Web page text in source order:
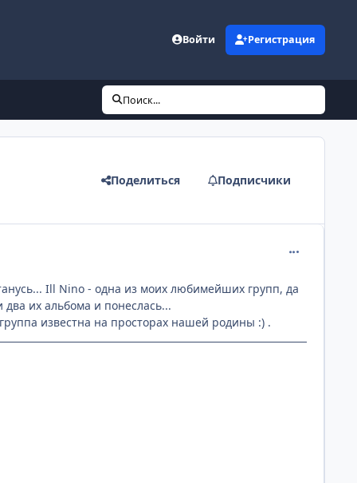
Войти Регистрация
Поиск...
Поделиться Подписчики
Ill Nino - одна из моих любимейших групп, да
их альбома и понеслась...
известна на просторах нашей родины :) .